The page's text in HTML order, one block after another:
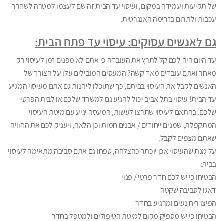
של תקיעות ועמידה במקום, ועיסוי עד הבית זה שם לעצמו למטרה לשחרר
עכבות ולתרום בזרימה האנגרטית.
גם לאנשים עסוקים: עיסוי עד פתח הבית:
עד היום היה לכם קל לתרץ את העובדה כי אתם לא מפנים זמן לעיסוי רק
מאחר ואתם עובדים מאד קשה? המעסים המובילים עלו על הצורך של
האנשים לקבל את העיסוי בביתם, כך שתוכלו ליהנות גם אתם מעיסוי המגיע
עד הבית! עיסוי בתל אביב יכול להגיע גם למשרד שלכם או לבית הפרטי
שלכם. בהתאם לעיסוי שתרצו לעשות, המעסה יגיע עם מיטת העיסוי
המתקפלת, שמנים ייחודים / אבנים חמות וכן הלאה, ויעניק לכם את החוויה
שאתם מצפים לקבל.
על מנת שהעיסוי אכן יוכתר כהצלחה, טפחו גם אתם סביבה מתאימה לעיסוי
בבית:
הבטיחו כי יש לכם חדר פרטי / פנוי
דאגו לסביבה שקטה
הפיצו ריח נעים ומרגיע בחדר
הבטיחו כי יש מספיק מקום למיטת הטיפולים ולמטפל בחדר